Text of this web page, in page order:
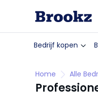
Bedrijf kopen
Home Alle